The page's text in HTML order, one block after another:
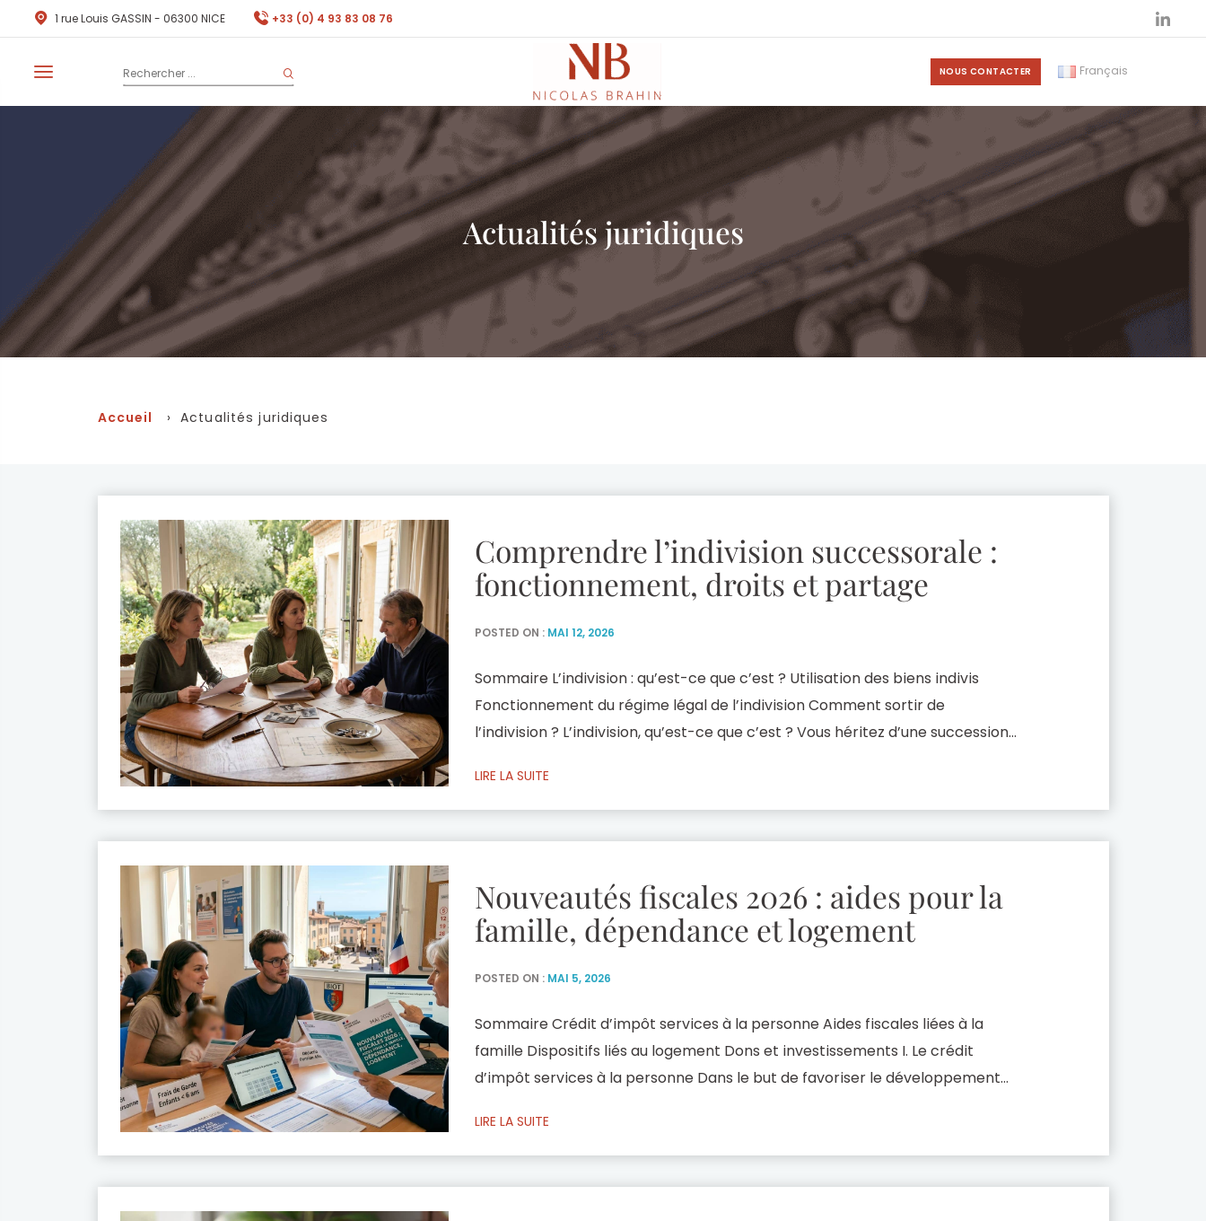
1 rue Louis GASSIN - 06300 NICE +33 (0) 4 93 83 08 76
NOUS CONTACTER Français
Actualités juridiques
Accueil › Actualités juridiques
Comprendre l’indivision successorale :
fonctionnement, droits et partage
POSTED ON : MAI 12, 2026
Sommaire L’indivision : qu’est-ce que c’est ? Utilisation des biens indivis
Fonctionnement du régime légal de l’indivision Comment sortir de
l’indivision ? L’indivision, qu’est-ce que c’est ? Vous héritez d’une succession
d’indivision avec les autres héritiers. Quels sont vos droits ? Comment […]
LIRE LA SUITE
Nouveautés fiscales 2026 : aides pour la
famille, dépendance et logement
POSTED ON : MAI 5, 2026
Sommaire Crédit d’impôt services à la personne Aides fiscales liées à la
famille Dispositifs liés au logement Dons et investissements I. Le crédit
d’impôt services à la personne Dans le but de favoriser le développement
pour ce secteur. Vous pouvez bénéficier […]
LIRE LA SUITE